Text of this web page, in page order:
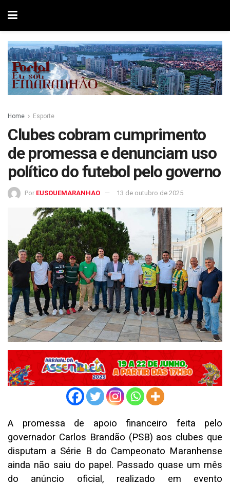
Home Esporte
Clubes cobram cumprimento
de promessa e denunciam uso
político do futebol pelo governo
Por EUSOUEMARANHAO 13 de outubro de 2025
A promessa de apoio financeiro feita pelo
governador Carlos Brandão (PSB) aos clubes que
disputam a Série B do Campeonato Maranhense
ainda não saiu do papel. Passado quase um mês
do anúncio oficial, realizado em evento